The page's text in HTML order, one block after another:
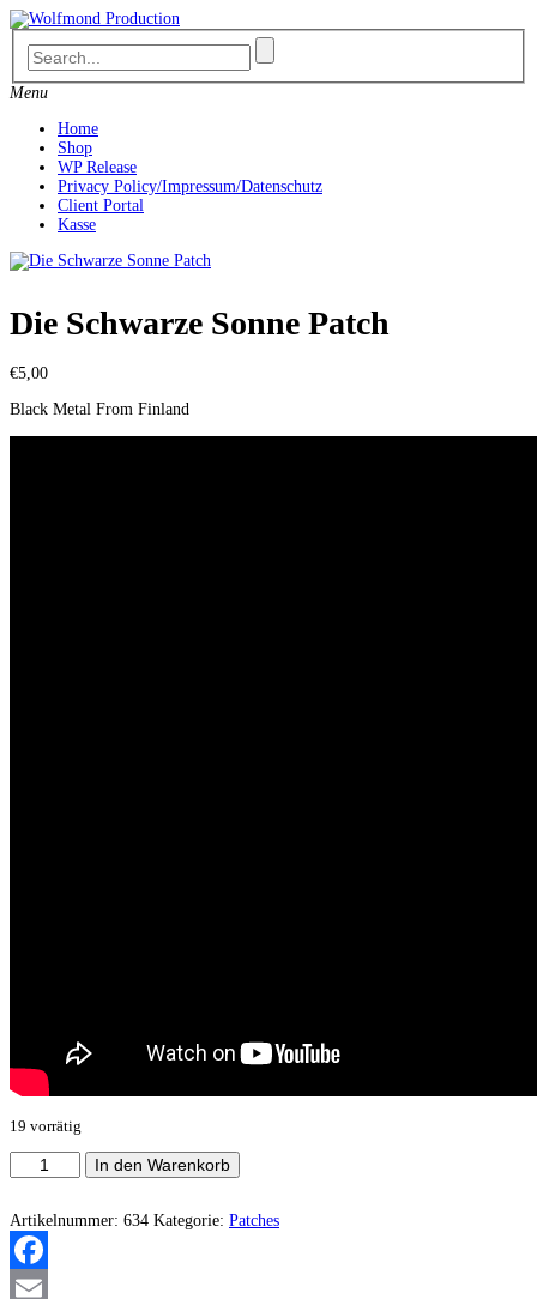
Skip
to
content
Menu
Home
Shop
WP Release
Privacy Policy/Impressum/Datenschutz
Client Portal
Kasse
Die Schwarze Sonne Patch
€5,00
Black Metal From Finland
19 vorrätig
Schwarze
Patch
Menge
In den Warenkorb
Artikelnummer: 634 Kategorie: Patches
Facebook